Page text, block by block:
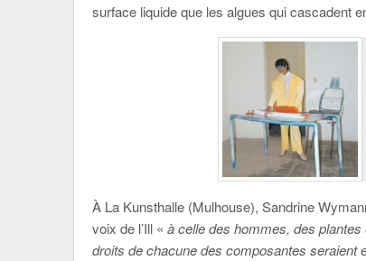
surface liquide que les algues qui cascadent
À La Kunsthalle (Mulhouse), Sandrine
voix de l’Ill « à celle des hommes, des
droits de chacune des composantes seraient